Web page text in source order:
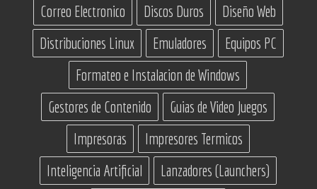
Correo Electronico
Discos Duros
Diseño Web
Distribuciones Linux
Emuladores
Equipos PC
Formateo e Instalacion de Windows
Gestores de Contenido
Guias de Video Juegos
Impresoras
Impresores Termicos
Inteligencia Artificial
Lanzadores (Launchers)